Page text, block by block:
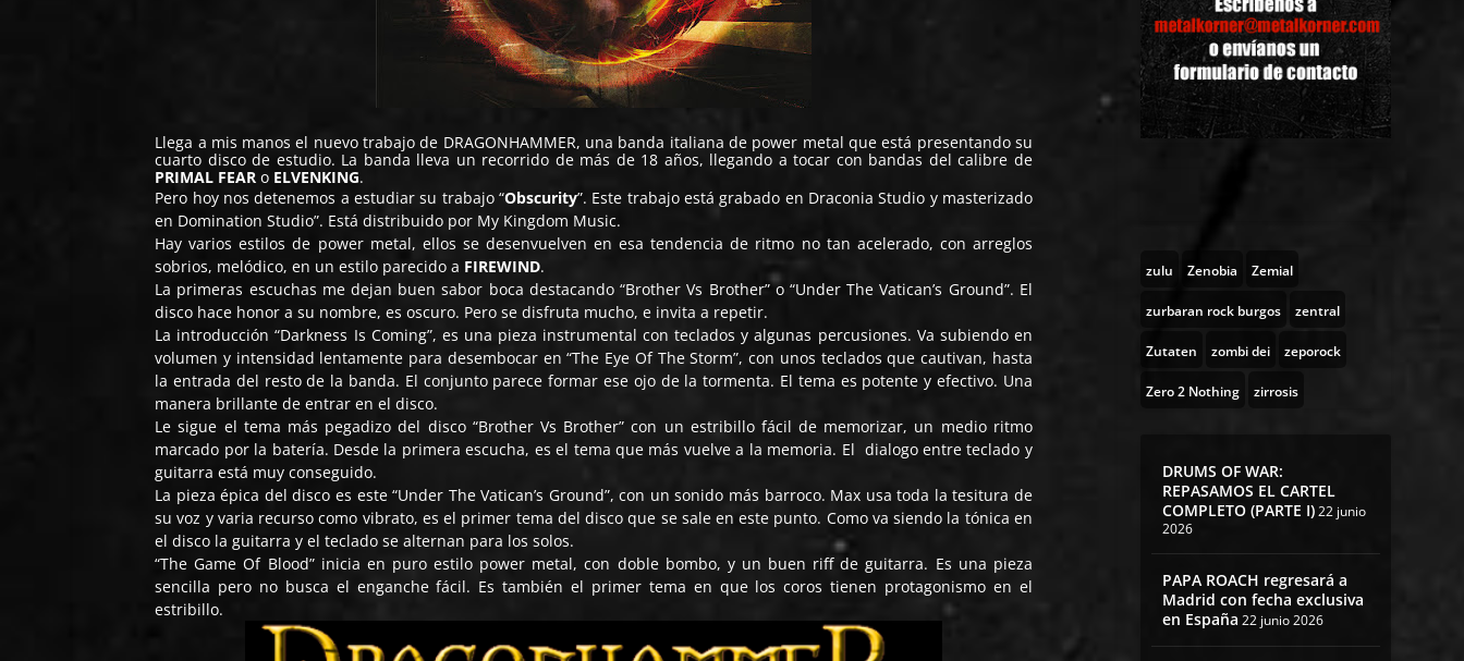
Llega a mis manos el nuevo trabajo de DRAGONHAMMER, una banda italiana de power metal que está presentando su
cuarto disco de estudio. La banda lleva un recorrido de más de 18 años, llegando a tocar con bandas del calibre de
PRIMAL FEAR o ELVENKING.
Pero hoy nos detenemos a estudiar su trabajo “Obscurity”. Este trabajo está grabado en Draconia Studio y masterizado
en Domination Studio”. Está distribuido por My Kingdom Music.
Hay varios estilos de power metal, ellos se desenvuelven en esa tendencia de ritmo no tan acelerado, con arreglos
sobrios, melódico, en un estilo parecido a FIREWIND.
La primeras escuchas me dejan buen sabor boca destacando “Brother Vs Brother” o “Under The Vatican’s Ground”. El
disco hace honor a su nombre, es oscuro. Pero se disfruta mucho, e invita a repetir.
La introducción “Darkness Is Coming”, es una pieza instrumental con teclados y algunas percusiones. Va subiendo en
volumen y intensidad lentamente para desembocar en “The Eye Of The Storm”, con unos teclados que cautivan, hasta
la entrada del resto de la banda. El conjunto parece formar ese ojo de la tormenta. El tema es potente y efectivo. Una
manera brillante de entrar en el disco.
Le sigue el tema más pegadizo del disco “Brother Vs Brother” con un estribillo fácil de memorizar, un medio ritmo
marcado por la batería. Desde la primera escucha, es el tema que más vuelve a la memoria. El dialogo entre teclado y
guitarra está muy conseguido.
La pieza épica del disco es este “Under The Vatican’s Ground”, con un sonido más barroco. Max usa toda la tesitura de
su voz y varia recurso como vibrato, es el primer tema del disco que se sale en este punto. Como va siendo la tónica en
el disco la guitarra y el teclado se alternan para los solos.
“The Game Of Blood” inicia en puro estilo power metal, con doble bombo, y un buen riff de guitarra. Es una pieza
sencilla pero no busca el enganche fácil. Es también el primer tema en que los coros tienen protagonismo en el
estribillo.
zulu Zenobia Zemial
zurbaran rock burgos zentral
Zutaten zombi dei zeporock
Zero 2 Nothing zirrosis
DRUMS OF WAR:
REPASAMOS EL CARTEL
COMPLETO (PARTE I)22 junio
2026
PAPA ROACH regresará a
Madrid con fecha exclusiva
en España 22 junio 2026